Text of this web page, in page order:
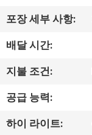
공
장
투
어
포장 세부 사항:
배달 시간:
지불 조건:
공급 능력:
하이 라이트: